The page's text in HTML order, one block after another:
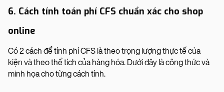
6. Cách tính toán phí CFS chuẩn xác cho shop
online
Có 2 cách để tính phí CFS là theo trọng lượng thực tế của
kiện và theo thể tích của hàng hóa. Dưới đây là công thức và
minh họa cho từng cách tính.